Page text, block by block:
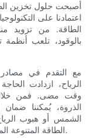
أصبحت حلول تخزين
اعتمادنا على
الطاقة. من تزويد
بالوقود، تلعب
مع التقدم في مصادر
الرياح، ازدادت
وقت مضى. فمن خلال
الذروة، يُمكننا
الشمس أو هبوب
الطاقة المتنوعة المتاحة اليوم، وكيف تُلبّي متطلبات الحياة العصرية.